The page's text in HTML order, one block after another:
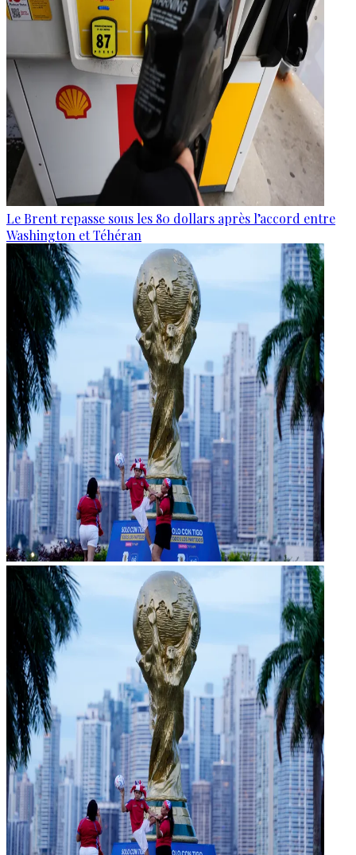
Le Brent repasse sous les 80 dollars après l’accord entre
Washington et Téhéran